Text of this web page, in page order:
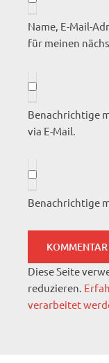
Name, E-Mail-
für meinen
Benachrichtige
via E-Mail.
Benachrichtige
Diese Seite
reduzieren.
verarbeitet